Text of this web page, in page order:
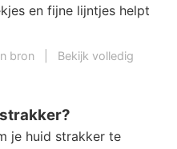
en fijne lijntjes helpt
bron
Bekijk volledig
je huid strakker te